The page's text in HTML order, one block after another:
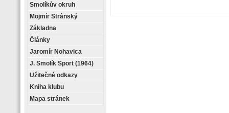
Smolíkův okruh
Mojmír Stránský
Základna
Články
Jaromír Nohavica
J. Smolík Sport (1964)
Užitečné odkazy
Kniha klubu
Mapa stránek